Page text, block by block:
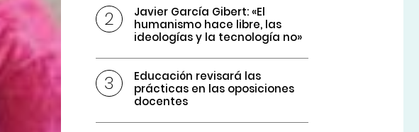
Javier García Gibert: «El
humanismo hace libre, las
ideologías y la tecnología no»
Educación revisará las
prácticas en las oposiciones
docentes